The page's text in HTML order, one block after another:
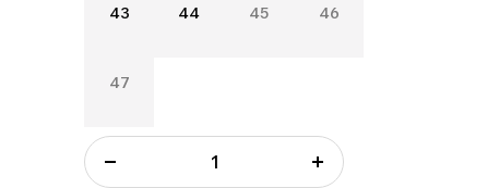
43
43 44
44 45
45 46
46
47
47
Augmenter